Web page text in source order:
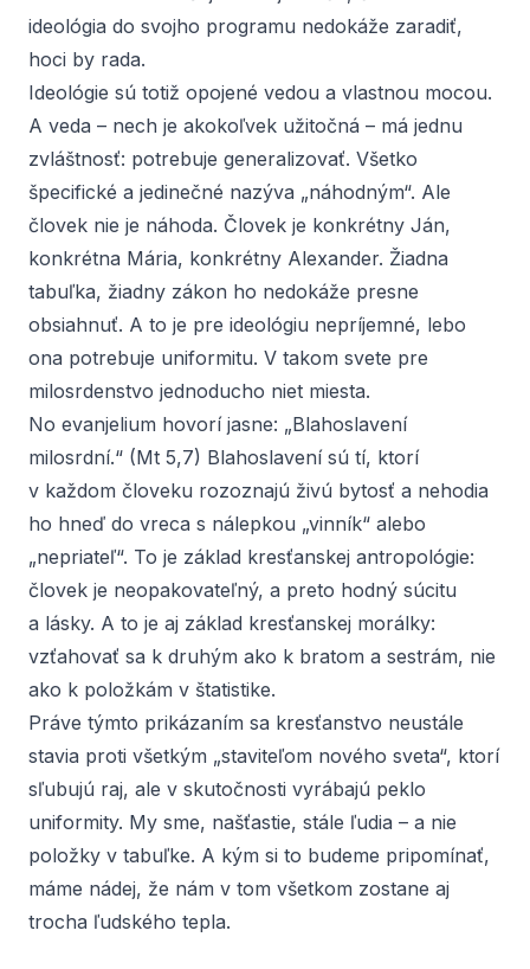
ideológia do svojho programu nedokáže zaradiť,
hoci by rada.
Ideológie sú totiž opojené vedou a vlastnou mocou.
A veda – nech je akokoľvek užitočná – má jednu
zvláštnosť: potrebuje generalizovať. Všetko
špecifické a jedinečné nazýva „náhodným“. Ale
človek nie je náhoda. Človek je konkrétny Ján,
konkrétna Mária, konkrétny Alexander. Žiadna
tabuľka, žiadny zákon ho nedokáže presne
obsiahnuť. A to je pre ideológiu nepríjemné, lebo
ona potrebuje uniformitu. V takom svete pre
milosrdenstvo jednoducho niet miesta.
No evanjelium hovorí jasne: „Blahoslavení
milosrdní.“ (Mt 5,7) Blahoslavení sú tí, ktorí
v každom človeku rozoznajú živú bytosť a nehodia
ho hneď do vreca s nálepkou „vinník“ alebo
„nepriateľ“. To je základ kresťanskej antropológie:
človek je neopakovateľný, a preto hodný súcitu
a lásky. A to je aj základ kresťanskej morálky:
vzťahovať sa k druhým ako k bratom a sestrám, nie
ako k položkám v štatistike.
Práve týmto prikázaním sa kresťanstvo neustále
stavia proti všetkým „staviteľom nového sveta“, ktorí
sľubujú raj, ale v skutočnosti vyrábajú peklo
uniformity. My sme, našťastie, stále ľudia – a nie
položky v tabuľke. A kým si to budeme pripomínať,
máme nádej, že nám v tom všetkom zostane aj
trocha ľudského tepla.